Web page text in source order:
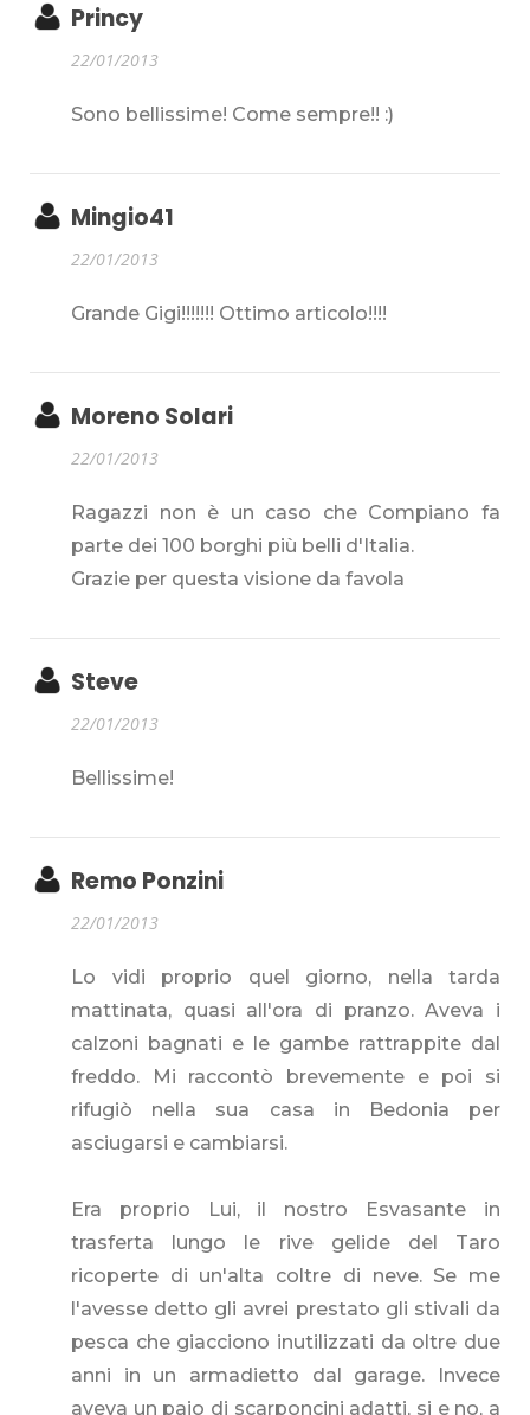
Princy
22/01/2013
Sono bellissime! Come sempre!! :)
Mingio41
22/01/2013
Grande Gigi!!!!!!! Ottimo articolo!!!!
Moreno Solari
22/01/2013
Ragazzi non è un caso che Compiano fa
parte dei 100 borghi più belli d'Italia.
Grazie per questa visione da favola
Steve
22/01/2013
Bellissime!
Remo Ponzini
22/01/2013
Lo vidi proprio quel giorno, nella tarda
mattinata, quasi all'ora di pranzo. Aveva i
calzoni bagnati e le gambe rattrappite dal
freddo. Mi raccontò brevemente e poi si
rifugiò nella sua casa in Bedonia per
asciugarsi e cambiarsi.
Era proprio Lui, il nostro Esvasante in
trasferta lungo le rive gelide del Taro
ricoperte di un'alta coltre di neve. Se me
l'avesse detto gli avrei prestato gli stivali da
pesca che giacciono inutilizzati da oltre due
anni in un armadietto dal garage. Invece
aveva un paio di scarponcini adatti, si e no, a